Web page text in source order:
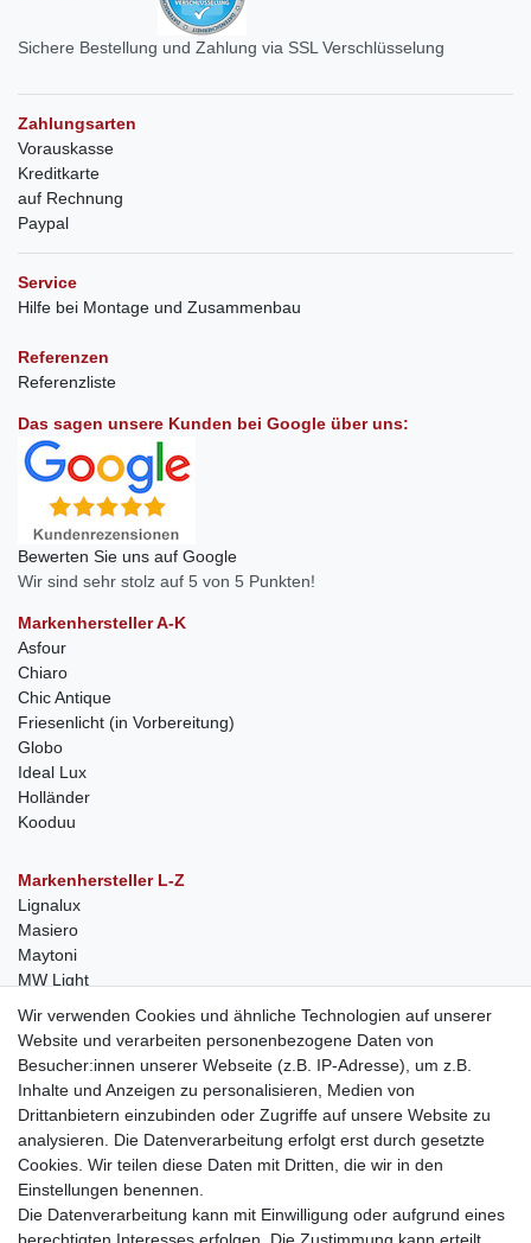
Sichere Bestellung und Zahlung via SSL Verschlüsselung
Zahlungsarten
Vorauskasse
Kreditkarte
auf Rechnung
Paypal
Service
Hilfe bei Montage und Zusammenbau
Referenzen
Referenzliste
Das sagen unsere Kunden bei Google über uns:
Bewerten Sie uns auf Google
Wir sind sehr stolz auf 5 von 5 Punkten!
Markenhersteller A-K
Asfour
Chiaro
Chic Antique
Friesenlicht (in Vorbereitung)
Globo
Ideal Lux
Holländer
Kooduu
Markenhersteller L-Z
Lignalux
Masiero
Maytoni
MW Light
Anfragen von Herstellern
Sie sind Lampen-Hersteller und suchen einen Vertriebspartner in
der Schweiz?
Kontaktieren Sie uns per Mail:Herstelleranfrage Vertrieb
Schweiz
Newsletter
Wir verwenden Cookies und ähnliche Technologien auf unserer
Website und verarbeiten personenbezogene Daten von
Besucher:innen unserer Webseite (z.B. IP-Adresse), um z.B.
Inhalte und Anzeigen zu personalisieren, Medien von
Drittanbietern einzubinden oder Zugriffe auf unsere Website zu
analysieren. Die Datenverarbeitung erfolgt erst durch gesetzte
Cookies. Wir teilen diese Daten mit Dritten, die wir in den
Einstellungen benennen.
Die Datenverarbeitung kann mit Einwilligung oder aufgrund eines